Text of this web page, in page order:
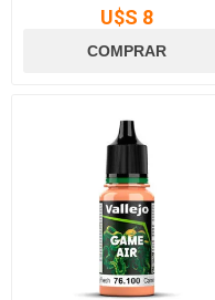
U$S 8